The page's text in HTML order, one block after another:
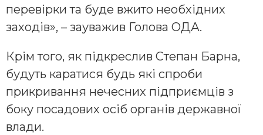
перевірки та буде вжито необхідних
заходів», – зауважив Голова ОДА.
Крім того, як підкреслив Степан Барна,
будуть каратися будь які спроби
прикривання нечесних підприємців з
боку посадових осіб органів державної
влади.